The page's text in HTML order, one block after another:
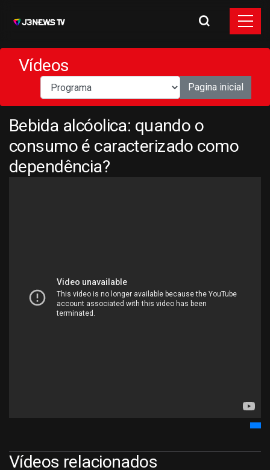
Vídeos
Pagina inicial
Bebida alcóolica: quando o
consumo é caracterizado como
dependência?
Vídeos relacionados